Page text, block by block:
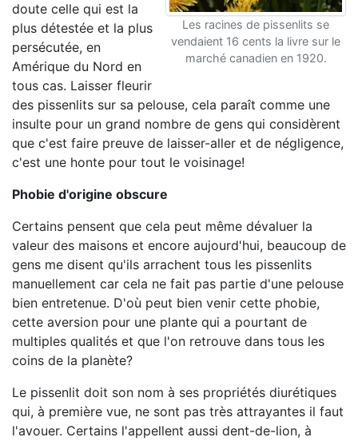
Les racines de pissenlits se
vendaient 16 cents la livre sur le
marché canadien en 1920.
doute celle qui est la
plus détestée et la plus
persécutée, en
Amérique du Nord en
tous cas. Laisser fleurir
des pissenlits sur sa pelouse, cela paraît comme une
insulte pour un grand nombre de gens qui considèrent
que c'est faire preuve de laisser-aller et de négligence,
c'est une honte pour tout le voisinage!
Phobie d'origine obscure
Certains pensent que cela peut même dévaluer la
valeur des maisons et encore aujourd'hui, beaucoup de
gens me disent qu'ils arrachent tous les pissenlits
manuellement car cela ne fait pas partie d'une pelouse
bien entretenue. D'où peut bien venir cette phobie,
cette aversion pour une plante qui a pourtant de
multiples qualités et que l'on retrouve dans tous les
coins de la planète?
Le pissenlit doit son nom à ses propriétés diurétiques
qui, à première vue, ne sont pas très attrayantes il faut
l'avouer. Certains l'appellent aussi dent-de-lion, à